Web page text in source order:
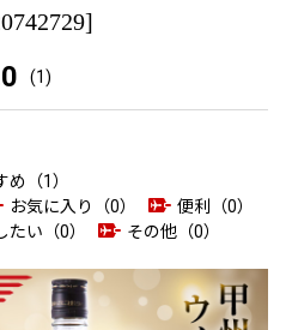
(1)
め（1）
お気に入り（0）
便利（0）
たい（0） その他（0）